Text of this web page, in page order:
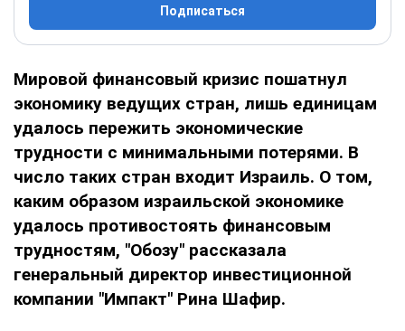
Подписаться
Мировой финансовый кризис пошатнул
экономику ведущих стран, лишь единицам
удалось пережить экономические
трудности с минимальными потерями. В
число таких стран входит Израиль. О том,
каким образом израильской экономике
удалось противостоять финансовым
трудностям, "Обозу" рассказала
генеральный директор инвестиционной
компании "Импакт" Рина Шафир.